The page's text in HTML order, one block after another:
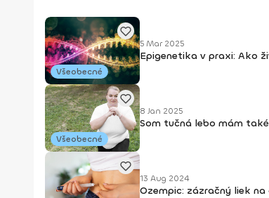
Všeobecné
5 Mar 2025
Epigenetika v praxi: Ako
Všeobecné
8 Jan 2025
Som tučná lebo mám
13 Aug 2024
Ozempic: zázračný liek